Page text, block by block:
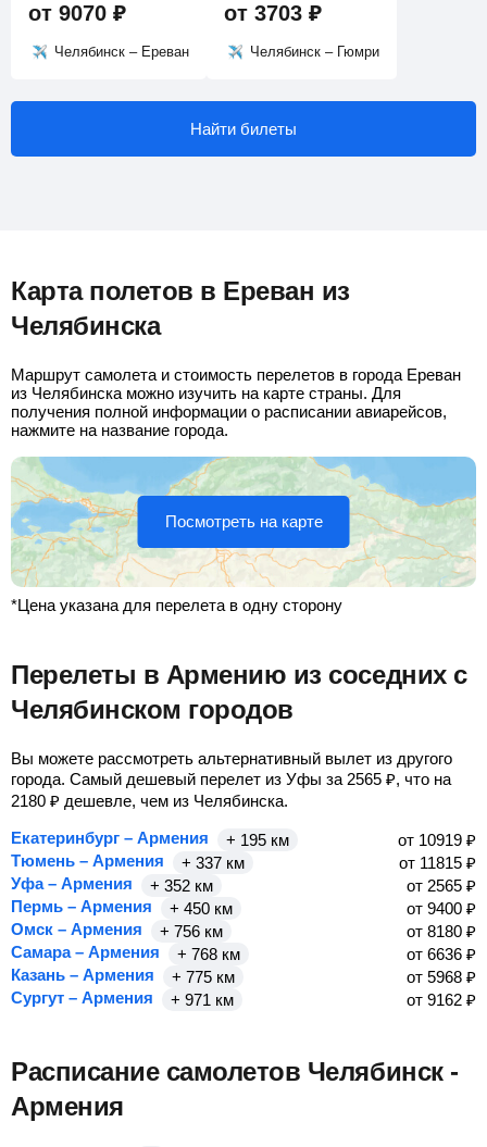
от 9070 ₽
Челябинск – Ереван
от 3703 ₽
Челябинск – Гюмри
Найти билеты
Карта полетов в Ереван из
Челябинска
Маршрут самолета и стоимость перелетов в города Ереван
из Челябинска можно изучить на карте страны. Для
получения полной информации о расписании авиарейсов,
нажмите на название города.
Посмотреть на карте
*Цена указана для перелета в одну сторону
Перелеты в Армению из соседних с
Челябинском городов
Вы можете рассмотреть альтернативный вылет из другого
города. Самый дешевый перелет из Уфы за 2565 ₽, что на
2180 ₽ дешевле, чем из Челябинска.
Екатеринбург – Армения
+ 195 км от 10919 ₽
Тюмень – Армения
+ 337 км от 11815 ₽
Уфа – Армения
+ 352 км от 2565 ₽
Пермь – Армения
+ 450 км от 9400 ₽
Омск – Армения
+ 756 км от 8180 ₽
Самара – Армения
+ 768 км от 6636 ₽
Казань – Армения
+ 775 км от 5968 ₽
Сургут – Армения
+ 971 км от 9162 ₽
Расписание самолетов Челябинск -
Армения